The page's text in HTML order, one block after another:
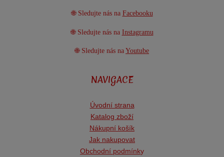
🌐 Sledujte nás na Facebooku
🌐 Sledujte nás na Instagramu
🌐 Sledujte nás na Youtube
NAVIGACE
Úvodní strana
Katalog zboží
Nákupní košík
Jak nakupovat
Obchodní podmínky